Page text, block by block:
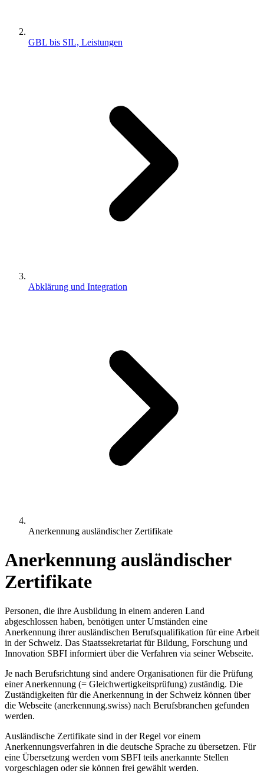
GBL bis SIL, Leistungen
Abklärung und Integration
Anerkennung ausländischer Zertifikate
Anerkennung ausländischer
Zertifikate
Personen, die ihre Ausbildung in einem anderen Land
abgeschlossen haben, benötigen unter Umständen eine
Anerkennung ihrer ausländischen Berufsqualifikation für eine Arbeit
in der Schweiz. Das Staatssekretariat für Bildung, Forschung und
Innovation SBFI informiert über die Verfahren via seiner Webseite.
Je nach Berufsrichtung sind andere Organisationen für die Prüfung
einer Anerkennung (= Gleichwertigkeitsprüfung) zuständig. Die
Zuständigkeiten für die Anerkennung in der Schweiz können über
die Webseite (anerkennung.swiss) nach Berufsbranchen gefunden
werden.
Ausländische Zertifikate sind in der Regel vor einem
Anerkennungsverfahren in die deutsche Sprache zu übersetzen. Für
eine Übersetzung werden vom SBFI teils anerkannte Stellen
vorgeschlagen oder sie können frei gewählt werden.